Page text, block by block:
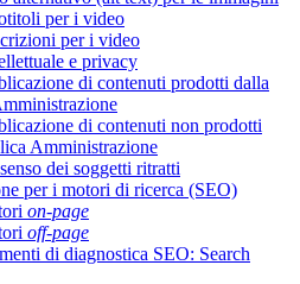
per i video
per i video
e privacy
di contenuti prodotti dalla
di contenuti non prodotti
Amministrazione
dei soggetti ritratti
per i motori di ricerca (SEO)
on-page
off-page
di diagnostica SEO: Search